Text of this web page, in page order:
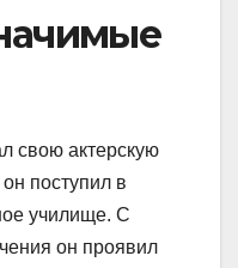
свою актерскую
он поступил в
училище. С
он проявил